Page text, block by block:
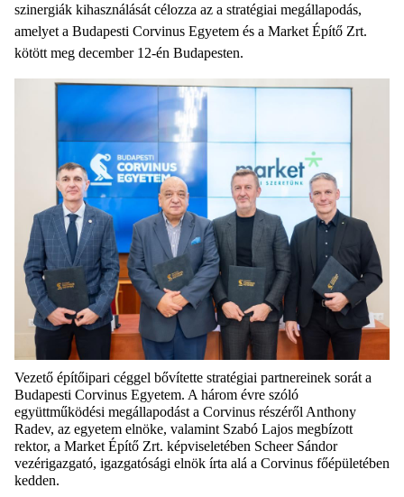
szinergiák kihasználását célozza az a stratégiai megállapodás,
amelyet a Budapesti Corvinus Egyetem és a Market Építő Zrt.
kötött meg december 12-én Budapesten.
Vezető építőipari céggel bővítette stratégiai partnereinek sorát a
Budapesti Corvinus Egyetem. A három évre szóló
együttműködési megállapodást a Corvinus részéről Anthony
Radev, az egyetem elnöke, valamint Szabó Lajos megbízott
rektor, a Market Építő Zrt. képviseletében Scheer Sándor
vezérigazgató, igazgatósági elnök írta alá a Corvinus főépületében
kedden.